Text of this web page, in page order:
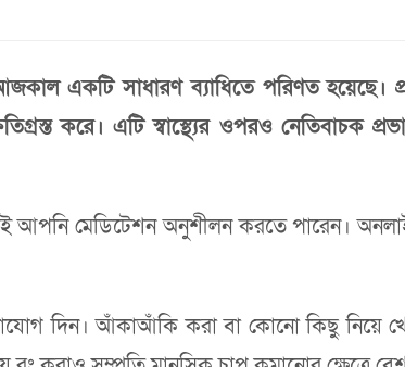
একটি সাধারণ ব্যাধিতে পরিণত
করে। এটি স্বাস্থ্যের ওপরও নেতিবাচক
আপনি মেডিটেশন অনুশীলন করতে পারেন।
দিন। আঁকাআঁকি করা বা কোনো কিছু নিয়ে